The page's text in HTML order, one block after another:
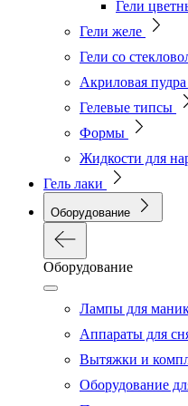
Гели
Гели желе
Гели со
Акриловая пудра
Гелевые типсы
Формы
Жидкости для
Гель лаки
Оборудование
Оборудование
Лампы для
Аппараты для
Вытяжки и
Оборудование